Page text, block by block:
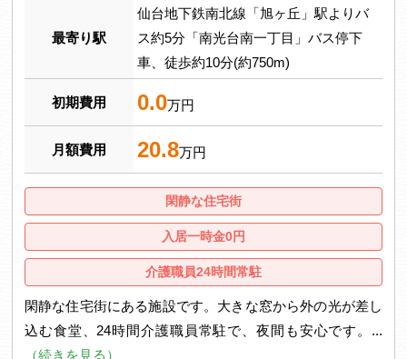
最寄り駅
仙台地下鉄南北線「旭ヶ丘」駅よりバ
ス約5分「南光台南一丁目」バス停下
車、徒歩約10分(約750m)
初期費用 0.0万円
月額費用 20.8万円
閑静な住宅街
入居一時金0円
介護職員24時間常駐
閑静な住宅街にある施設です。大きな窓から外の光が差し
込む食堂、24時間介護職員常駐で、夜間も安心です。...
（続きを見る ）